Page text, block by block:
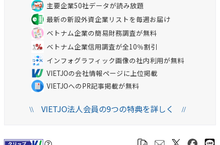
主要企業50社データが読み放題
最新の新設外資企業リストを毎週お届け
ベトナム企業の簡易財務調査が無料
ベトナム企業信用調査が全10％割引
インフォグラフィック画像の社内利用が無料
VIETJOの会社情報ページに上位掲載
VIETJOへのPR記事掲載が無料
\\VIETJO法人会員の9つの特典を詳しく //